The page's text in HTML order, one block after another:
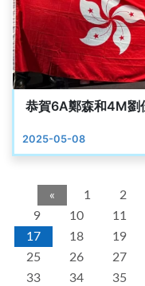
恭賀6A鄭森和4M劉
2025-05-08
« 1 2
9
10 11
17
18 19
25
26 27
33
34 35